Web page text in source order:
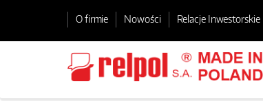
O firmie Nowości Relacje Inwestorskie